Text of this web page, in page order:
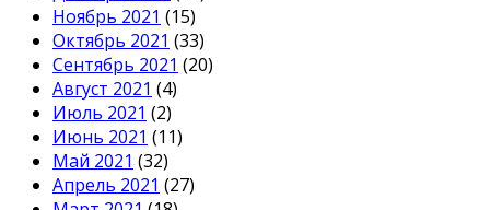
Ноябрь 2021 (15)
Октябрь 2021 (33)
Сентябрь 2021 (20)
Август 2021 (4)
Июль 2021 (2)
Июнь 2021 (11)
Май 2021 (32)
Апрель 2021 (27)